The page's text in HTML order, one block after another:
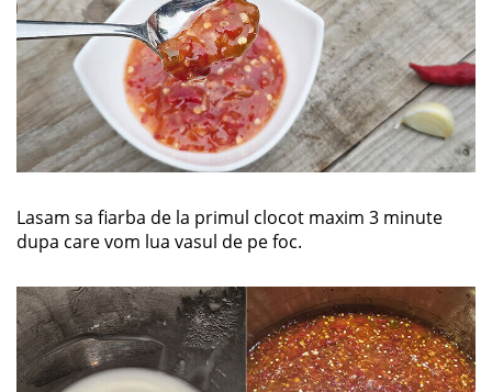
Lasam sa fiarba de la primul clocot maxim 3 minute
dupa care vom lua vasul de pe foc.